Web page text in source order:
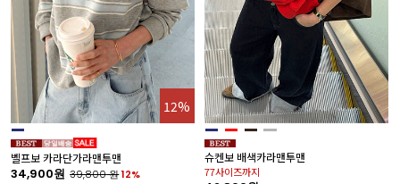
12%
벨프보 카라단가라맨투맨
34,900원 39,800원12%
슈켄보 배색카라맨투맨
77사이즈까지